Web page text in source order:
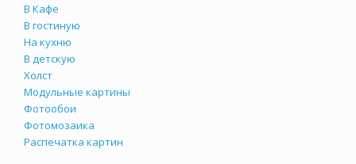
В Кафе
В гостиную
На кухню
В детскую
Холст
Модульные картины
Фотообои
Фотомозаика
Распечатка картин